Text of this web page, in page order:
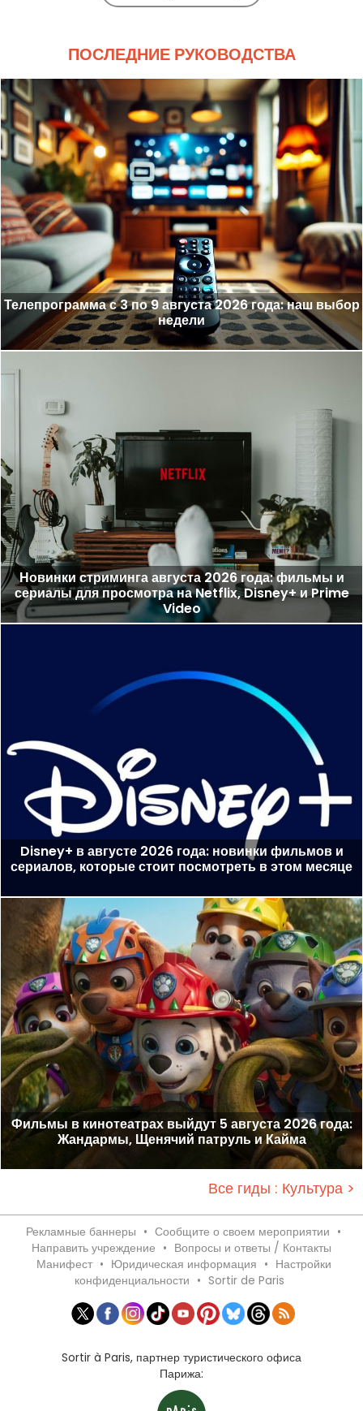
ПОСЛЕДНИЕ РУКОВОДСТВА
Телепрограмма с 3 по 9 августа 2026 года: наш выбор
недели
Новинки стриминга августа 2026 года: фильмы и
сериалы для просмотра на Netflix, Disney+ и Prime
Video
Disney+ в августе 2026 года: новинки фильмов и
сериалов, которые стоит посмотреть в этом месяце
Фильмы в кинотеатрах выйдут 5 августа 2026 года:
Жандармы, Щенячий патруль и Кайма
Все гиды : Культура >
Рекламные баннеры • Сообщите о своем мероприятии •
Направить учреждение • Вопросы и ответы / Контакты
Манифест • Юридическая информация • Настройки
конфиденциальности • Sortir de Paris
Sortir à Paris, партнер туристического офиса
Парижа: